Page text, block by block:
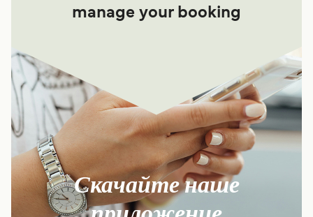
manage your booking
Скачайте наше